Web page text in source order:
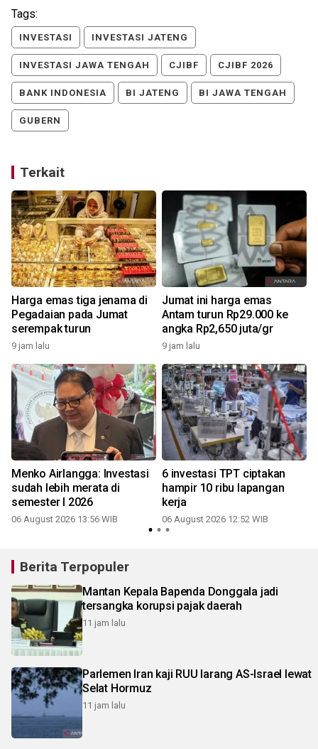
Tags:
INVESTASI INVESTASI JATENG
INVESTASI JAWA TENGAH CJIBF CJIBF 2026
BANK INDONESIA BI JATENG BI JAWA TENGAH
GUBERN
Terkait
Harga emas tiga jenama di
Pegadaian pada Jumat
serempak turun
9 jam lalu
Jumat ini harga emas
Antam turun Rp29.000 ke
angka Rp2,650 juta/gr
9 jam lalu
Menko Airlangga: Investasi
sudah lebih merata di
semester I 2026
06 August 2026 13:56 WIB
6 investasi TPT ciptakan
hampir 10 ribu lapangan
kerja
06 August 2026 12:52 WIB
Berita Terpopuler
Mantan Kepala Bapenda Donggala jadi
tersangka korupsi pajak daerah
11 jam lalu
Parlemen Iran kaji RUU larang AS-Israel lewat
Selat Hormuz
11 jam lalu